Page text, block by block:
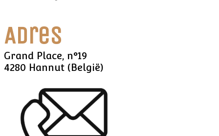
Adres
Grand Place, n°19
4280 Hannut (België)